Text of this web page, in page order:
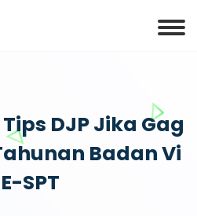
DJP Jika Gag
Badan Vi
SPT